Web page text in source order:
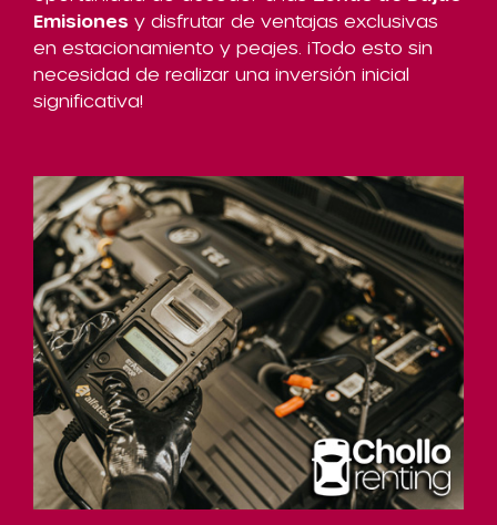
Emisiones y disfrutar de ventajas exclusivas
en estacionamiento y peajes. ¡Todo esto sin
necesidad de realizar una inversión inicial
significativa!